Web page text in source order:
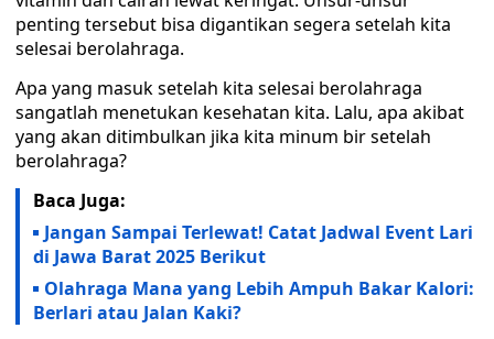
penting tersebut bisa digantikan segera setelah kita
selesai berolahraga.
Apa yang masuk setelah kita selesai berolahraga
sangatlah menetukan kesehatan kita. Lalu, apa akibat
yang akan ditimbulkan jika kita minum bir setelah
berolahraga?
Baca Juga:
Jangan Sampai Terlewat! Catat Jadwal Event Lari
di Jawa Barat 2025 Berikut
Olahraga Mana yang Lebih Ampuh Bakar Kalori:
Berlari atau Jalan Kaki?